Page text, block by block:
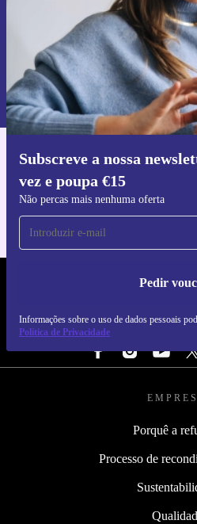
Subscreve a nossa
vez e poupa €15
Não percas mais nenhuma oferta
Pedir
Informações sobre o uso de dados pessoais
Política de Privacidade
Pedir
Informações sobre o uso de dados
nossa
Política de Privacidade.
Faz o
Para iOS e Android
REFURBED
SEGUE-
Porquê a
Processo de